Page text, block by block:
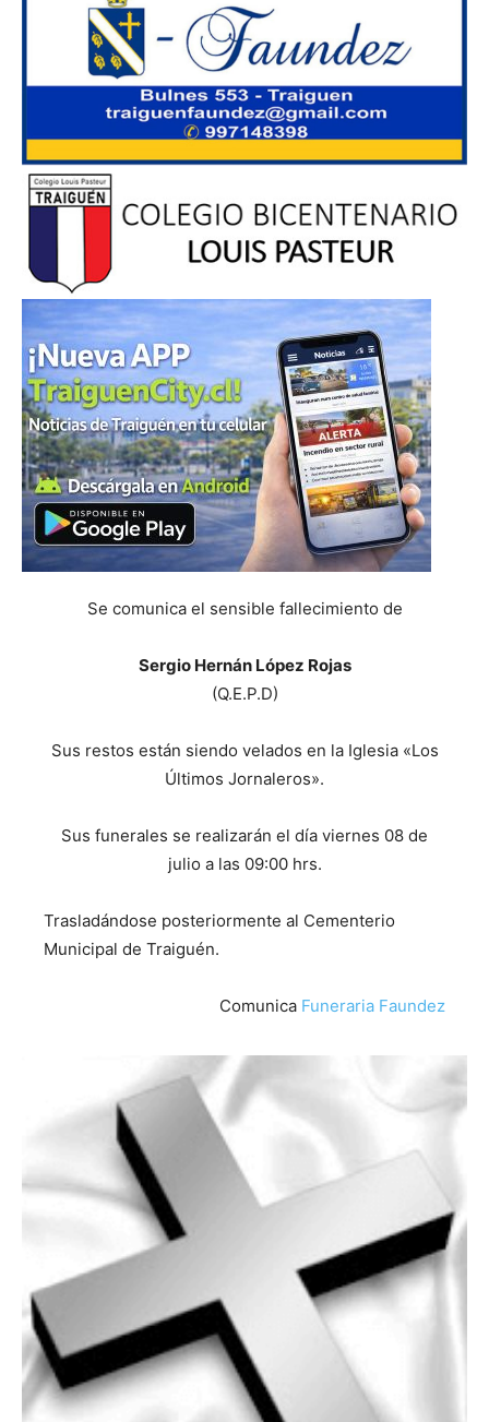
Se comunica el sensible fallecimiento de
Sergio Hernán López Rojas
(Q.E.P.D)
Sus restos están siendo velados en la Iglesia «Los
Últimos Jornaleros».
Sus funerales se realizarán el día viernes 08 de
julio a las 09:00 hrs.
Trasladándose posteriormente al Cementerio
Municipal de Traiguén.
Comunica Funeraria Faundez